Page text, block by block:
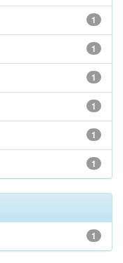
1
1
1
1
1
1
1